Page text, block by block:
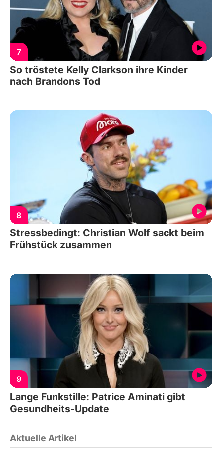
7
So tröstete Kelly Clarkson ihre Kinder
nach Brandons Tod
8
Stressbedingt: Christian Wolf sackt beim
Frühstück zusammen
9
Lange Funkstille: Patrice Aminati gibt
Gesundheits-Update
Aktuelle Artikel